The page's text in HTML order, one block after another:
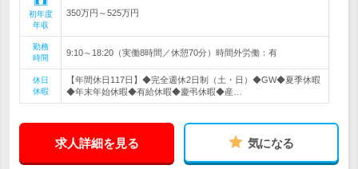
初年度
年収
350万円～525万円
勤務
時間
9:10～18:20（実働8時間／休憩70分）時間外労働：有
休日
休暇
【年間休日117日】◆完全週休2日制（土・日）◆GW◆夏季休暇
◆年末年始休暇◆有給休暇◆慶弔休暇◆産…
求人詳細を見る 気になる